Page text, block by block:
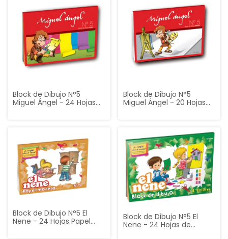
Block de Dibujo N°5
Miguel Ángel - 24 Hojas
Block de Dibujo N°5
Miguel Ángel - 20 Hojas
Block de Dibujo N°5 El
Nene - 24 Hojas Papel
Block de Dibujo N°5 El
Nene - 24 Hojas de